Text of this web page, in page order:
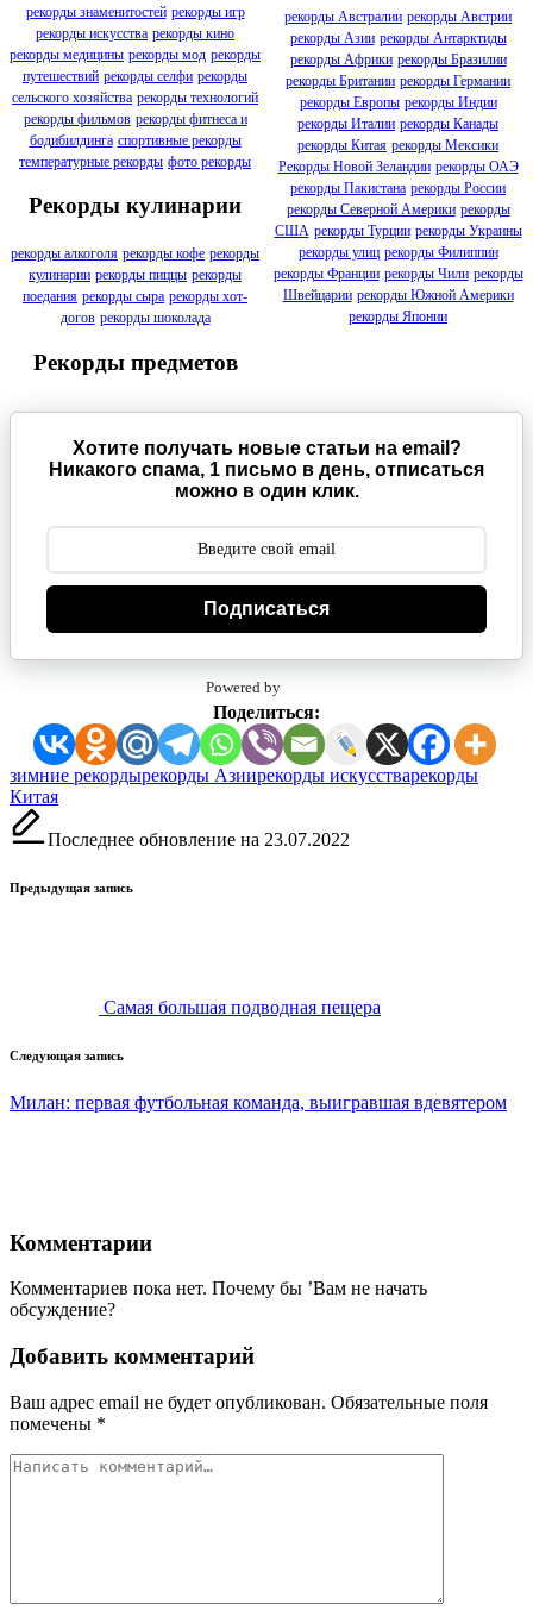
рекорды знаменитостей рекорды игр
рекорды искусства рекорды кино
рекорды медицины рекорды мод рекорды
путешествий рекорды селфи рекорды
сельского хозяйства рекорды технологий
рекорды фильмов рекорды фитнеса и
бодибилдинга спортивные рекорды
температурные рекорды фото рекорды
Рекорды кулинарии
рекорды алкоголя рекорды кофе рекорды
кулинарии рекорды пиццы рекорды
поедания рекорды сыра рекорды хот-
догов рекорды шоколада
Рекорды предметов
рекорды Австралии рекорды Австрии
рекорды Азии рекорды Антарктиды
рекорды Африки рекорды Бразилии
рекорды Британии рекорды Германии
рекорды Европы рекорды Индии
рекорды Италии рекорды Канады
рекорды Китая рекорды Мексики
Рекорды Новой Зеландии рекорды ОАЭ
рекорды Пакистана рекорды России
рекорды Северной Америки рекорды
США рекорды Турции рекорды Украины
рекорды улиц рекорды Филиппин
рекорды Франции рекорды Чили рекорды
Швейцарии рекорды Южной Америки
рекорды Японии
Хотите получать новые статьи на email?
Никакого спама, 1 письмо в день, отписаться
можно в один клик.
Подписаться
Powered by
Поделиться:
Метки:
зимние рекордырекорды Азиирекорды искусстварекорды
Китая
Последнее обновление на 23.07.2022
Навигация
Предыдущая запись
Самая большая подводная пещера
Следующая запись
Милан: первая футбольная команда, выигравшая вдевятером
Комментарии
Комментариев пока нет. Почему бы ’Вам не начать
обсуждение?
Добавить комментарий
Ваш адрес email не будет опубликован. Обязательные поля
помечены *